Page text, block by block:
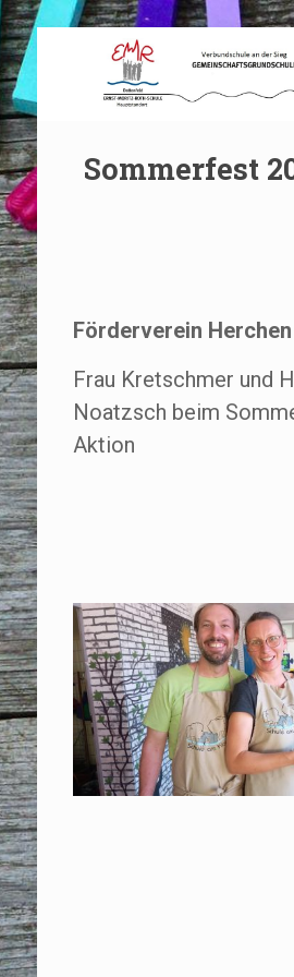
Sommerfest
Förderverein Herchen
Frau Kretschmer und
Noatzsch beim
Aktion